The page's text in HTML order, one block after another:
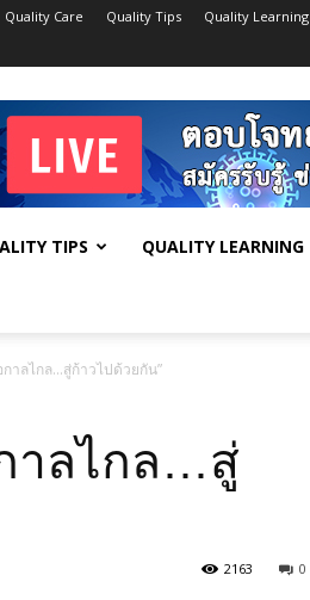
Quality Care Quality Tips Quality Learning
TIPS QUALITY LEARNING
าลไกล…สู่ก้าวไปด้วยกัน”
าลไกล…สู่
0
2163